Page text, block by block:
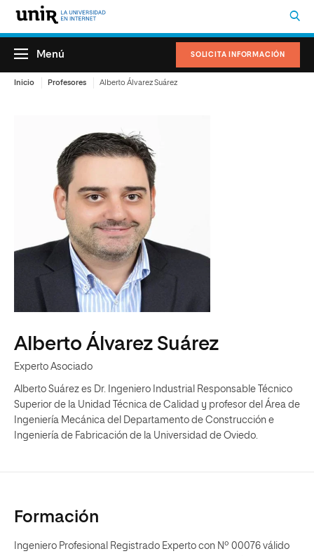
SOLICITA INFORMACIÓN
Menú
Inicio Profesores Alberto Álvarez Suárez
Alberto Álvarez Suárez
Experto Asociado
Alberto Suárez es Dr. Ingeniero Industrial Responsable Técnico
Superior de la Unidad Técnica de Calidad y profesor del Área de
Ingeniería Mecánica del Departamento de Construcción e
Ingeniería de Fabricación de la Universidad de Oviedo.
Formación
Ingeniero Profesional Registrado Experto con Nº 00076 válido